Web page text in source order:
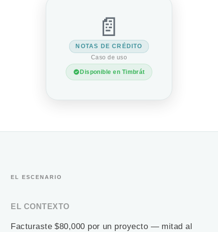
📄
NOTAS DE CRÉDITO
Caso de uso
Disponible en Timbrát
EL ESCENARIO
EL CONTEXTO
Facturaste $80,000 por un proyecto — mitad al